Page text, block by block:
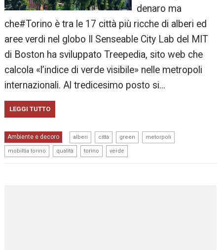
denaro ma
che#Torino è tra le 17 città più ricche di alberi ed
aree verdi nel globo Il Senseable City Lab del MIT
di Boston ha sviluppato Treepedia, sito web che
calcola «l’indice di verde visibile» nelle metropoli
internazionali. Al tredicesimo posto si…
LEGGI TUTTO
Ambiente e decoro alberi città green metorpoli
mobiltia torino qualità torino verde